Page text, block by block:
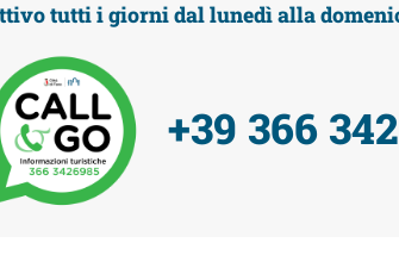
tutti i giorni dal lunedì alla
+39 366